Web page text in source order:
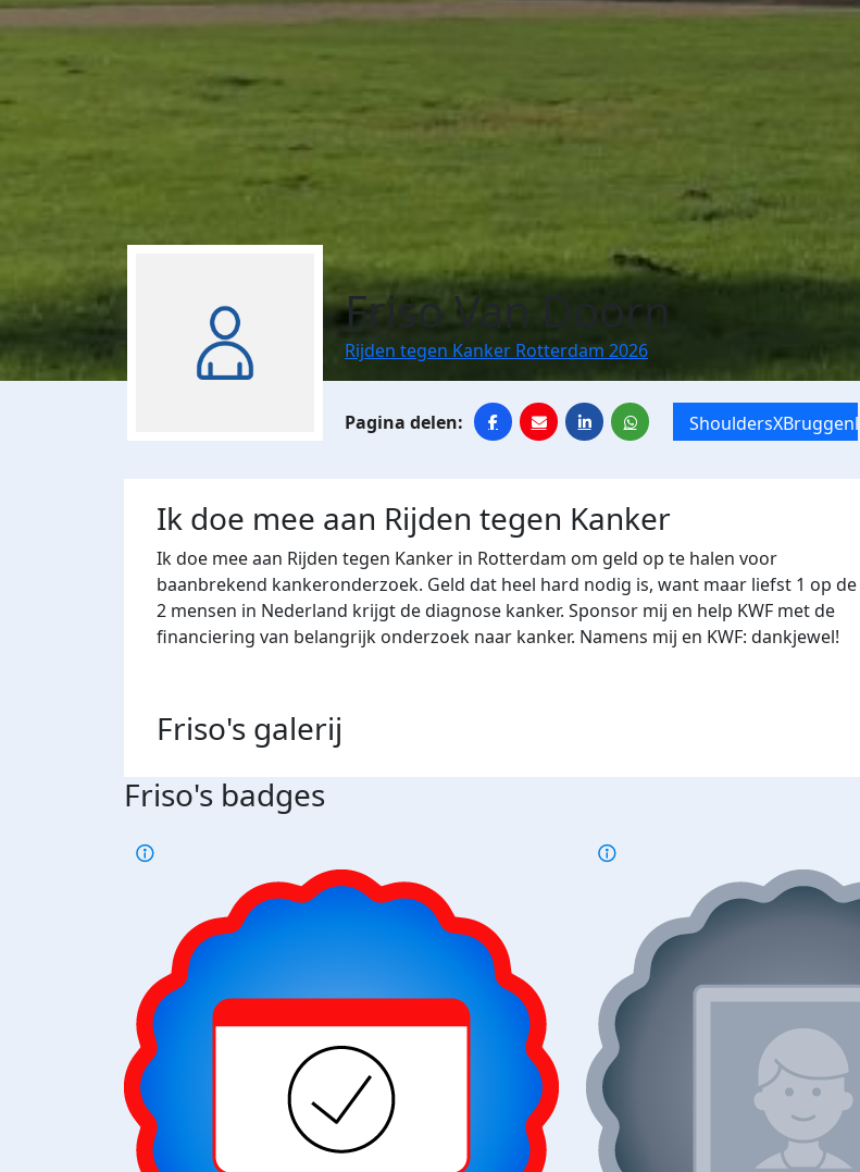
Friso Van Doorn
Rijden tegen Kanker Rotterdam 2026
Ik doe mee aan Rijden tegen Kanker
Ik doe mee aan Rijden tegen Kanker in Rotterdam om geld op te halen voor
baanbrekend kankeronderzoek. Geld dat heel hard nodig is, want maar liefst 1 op de
2 mensen in Nederland krijgt de diagnose kanker. Sponsor mij en help KWF met de
financiering van belangrijk onderzoek naar kanker. Namens mij en KWF: dankjewel!
Friso's galerij
Friso's badges